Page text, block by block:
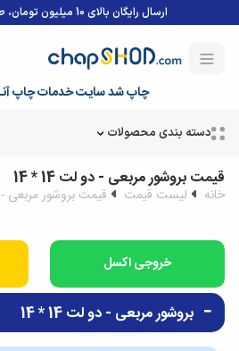
ارسال رایگان بالای 10 میلیون تومان، طبق قوانین چاپ شد
چاپ شد سایت خدمات چاپ
دسته بندی محصولات
قیمت بروشور مربعی - دو لت 14 * 14
خانه لیست قیمت قیمت بروشور مربعی - دو
بروشور مربعی - دو لت 14 * 14